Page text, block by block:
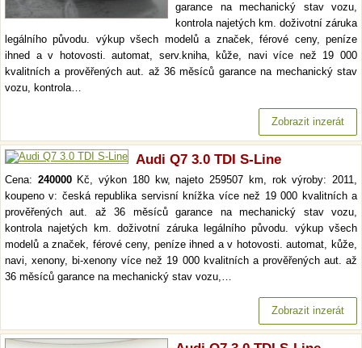
garance na mechanický stav vozu,
kontrola najetých km. doživotní záruka
legálního původu. výkup všech modelů a značek, férové ceny, peníze
ihned a v hotovosti. automat, serv.kniha, kůže, navi více než 19 000
kvalitních a prověřených aut. až 36 měsíců garance na mechanický stav
vozu, kontrola…
Zobrazit inzerát
Audi Q7 3.0 TDI S-Line
Cena: 240000Kč, výkon 180 kw, najeto 259507 km, rok výroby: 2011,
koupeno v: česká republika servisní knížka více než 19 000 kvalitních a
prověřených aut. až 36 měsíců garance na mechanický stav vozu,
kontrola najetých km. doživotní záruka legálního původu. výkup všech
modelů a značek, férové ceny, peníze ihned a v hotovosti. automat, kůže,
navi, xenony, bi-xenony více než 19 000 kvalitních a prověřených aut. až
36 měsíců garance na mechanický stav vozu,…
Zobrazit inzerát